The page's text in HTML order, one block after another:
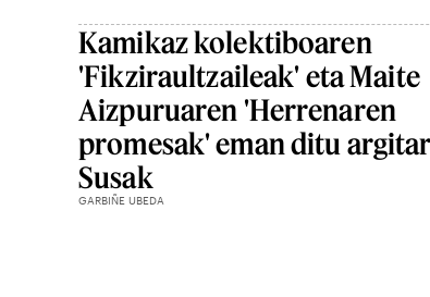
Kamikaz kolektiboaren
'Fikziraultzaileak' eta Maite
Aizpuruaren 'Herrenaren
promesak' eman ditu
Susak
GARBIÑE UBEDA